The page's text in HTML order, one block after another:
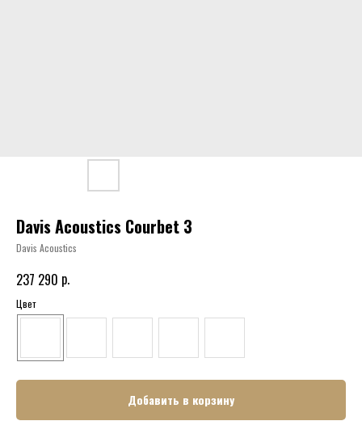
Davis Acoustics Courbet 3
Davis Acoustics
237 290 р.
Цвет
Добавить в корзину